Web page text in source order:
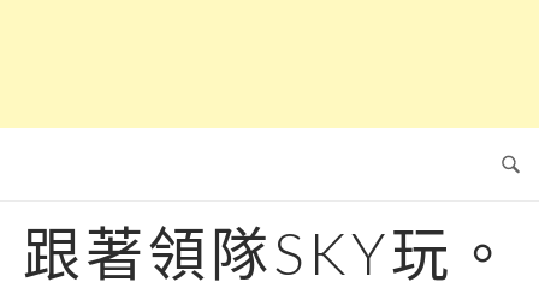
跟著領隊SKY玩。